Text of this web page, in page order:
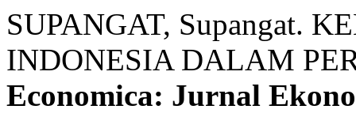
SUPANGAT, Supangat.
INDONESIA DALAM
Economica: Jurnal